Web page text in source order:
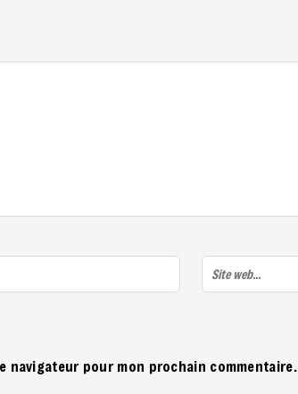
navigateur pour mon prochain commentaire.